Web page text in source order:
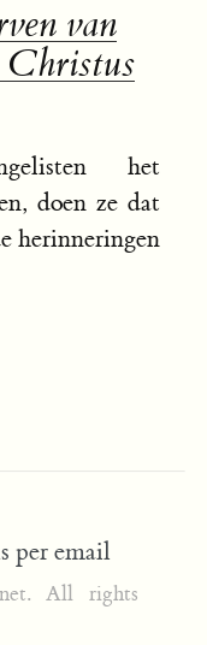
van
Christus
het
doen ze dat
herinneringen
per email
All rights